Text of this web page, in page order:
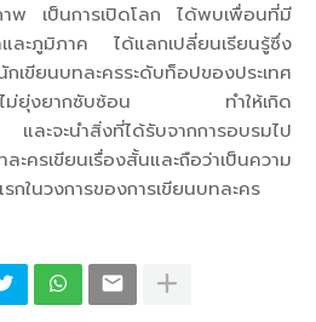
าพ เป็นการเปิดโลก ได้พบเพื่อนที่มี
และภูมิภาค ได้แลกเปลี่ยนเรียนรู้ซึ่ง
เขียนบทละครระดับท็อปของประเทศ
รู้ที่ไม่ยุ่งยากซับซ้อน ทำให้เกิด
ะจะนำสิ่งที่ได้รับจากการอบรมไป
ครเขียนเรื่องสั้นและถือว่าเป็นความ
รกในวงการของการเขียนบทละคร